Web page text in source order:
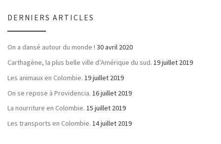
DERNIERS ARTICLES
On a dansé autour du monde ! 30 avril 2020
Carthagène, la plus belle ville d’Amérique du sud. 19 juillet 2019
Les animaux en Colombie. 19 juillet 2019
On se repose à Providencia. 16 juillet 2019
La nourriture en Colombie. 15 juillet 2019
Les transports en Colombie. 14 juillet 2019